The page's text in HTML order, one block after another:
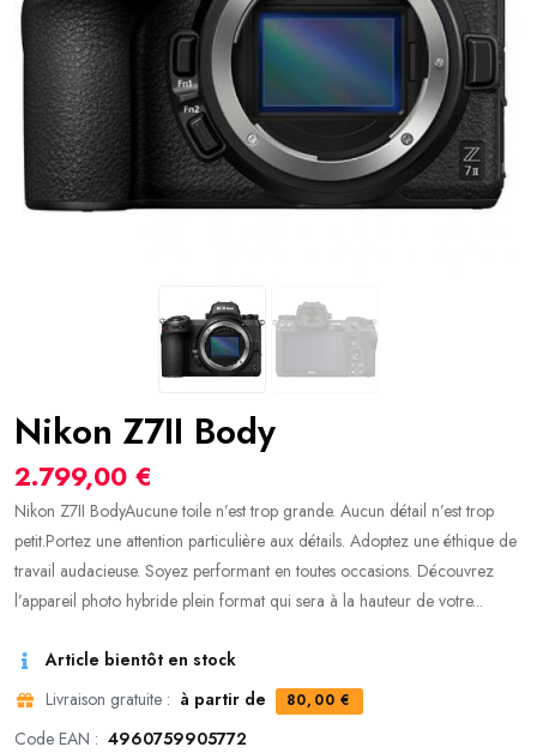
Nikon Z7II Body
2.799,00 €
Nikon Z7II BodyAucune toile n’est trop grande. Aucun détail n’est trop
petit.Portez une attention particulière aux détails. Adoptez une éthique de
travail audacieuse. Soyez performant en toutes occasions. Découvrez
l’appareil photo hybride plein format qui sera à la hauteur de votre...
Article bientôt en stock
Livraison gratuite : à partir de 80,00 €
Code EAN : 4960759905772